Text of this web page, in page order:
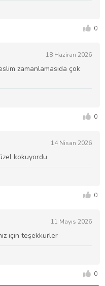
0
18 Haziran 2026
zamanlamasıda çok
0
14 Nisan 2026
kokuyordu
0
11 Mayıs 2026
için teşekkürler
0